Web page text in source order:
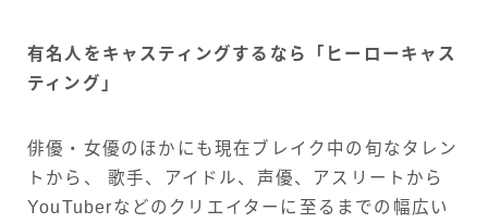
有名人をキャスティングするなら
「ヒーローキャス
ティング」
俳優・女優のほかにも現在ブレイク中の旬なタレン
トから、 歌手、アイドル、声優、アスリートから
YouTuberなどのクリエイターに至るまでの幅広い